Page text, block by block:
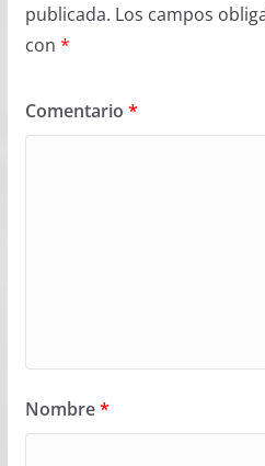
publicada. Los campos
con *
Comentario *
Nombre*